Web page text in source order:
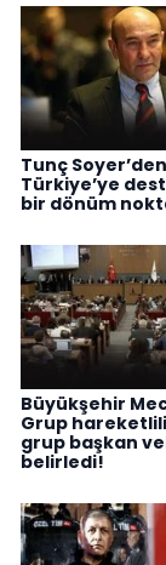
Tunç
Türkiye’ye
bir dönüm
Büyükşehir
Grup
grup başkan
belirledi!